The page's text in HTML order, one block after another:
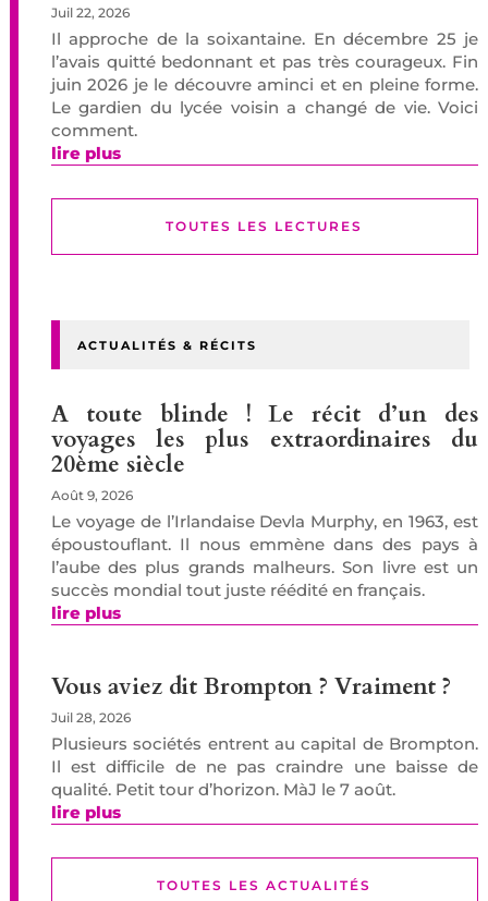
Juil 22, 2026
Il approche de la soixantaine. En décembre 25 je
l’avais quitté bedonnant et pas très courageux. Fin
juin 2026 je le découvre aminci et en pleine forme.
Le gardien du lycée voisin a changé de vie. Voici
comment.
lire plus
TOUTES LES LECTURES
ACTUALITÉS & RÉCITS
A toute blinde ! Le récit d’un des
voyages les plus extraordinaires du
20ème siècle
Août 9, 2026
Le voyage de l’Irlandaise Devla Murphy, en 1963, est
époustouflant. Il nous emmène dans des pays à
l’aube des plus grands malheurs. Son livre est un
succès mondial tout juste réédité en français.
lire plus
Vous aviez dit Brompton ? Vraiment ?
Juil 28, 2026
Plusieurs sociétés entrent au capital de Brompton.
Il est difficile de ne pas craindre une baisse de
qualité. Petit tour d’horizon. MàJ le 7 août.
lire plus
TOUTES LES ACTUALITÉS